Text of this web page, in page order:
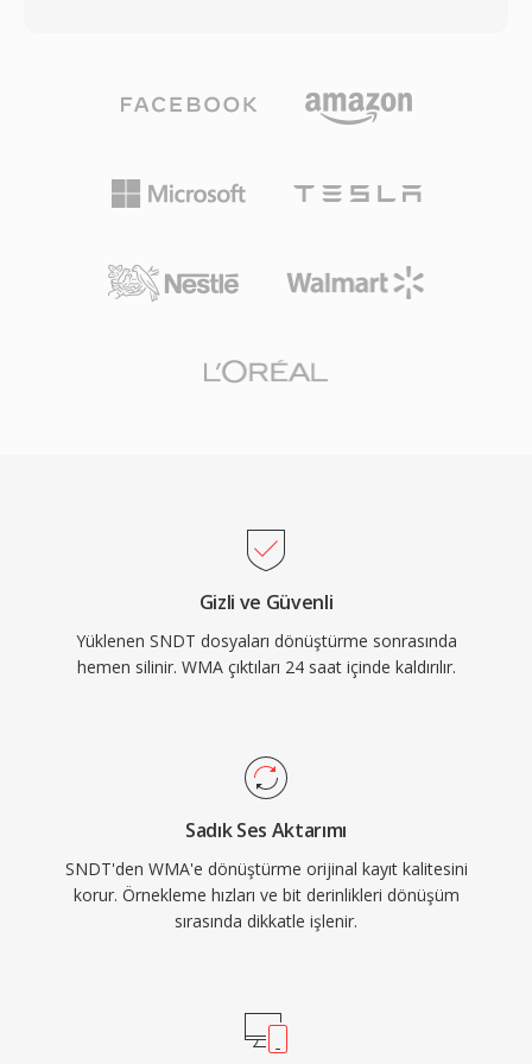
verimli şekilde çözülebiliyordu. SNDT dosyaları,
geliştiricilerin sınırlı Sound Blaster donanım
ihtiyaç duyduğu erken PC oyunları ve
SNDT, retro yazılım arşivlerinde varlığını
sürdürmekte ve modern formatlara
desteklenmektedir.
duyduğu veri hızının yaklaşık yarısı. Kodek ailesi,
WMA Professional, bit düzeyinde mükemmel
arşivsel sıkıştırma için WMA Lossless ve çok
optimize edilmiş WMA Voice içerecek şekilde
2000&#039;li yıllar boyunca WMA&#039;ya
yerel olarak gerçekleştirilir ve herhangi bir
Windows makinesinde oynatma için üçüncü
taraf yazılım gerektirmez. FFmpeg ve
GStreamer gibi kütüphaneler aracılığıyla çapraz
platform desteği gelişmiş olsa da WMA,
eski medya kütüphanelerinde karşımıza çıksa
kullanım için büyük ölçüde yerini almıştır.
Gizli ve Güvenli
Yüklenen SNDT dosyaları dönüştürme sonrasında
hemen silinir. WMA çıktıları 24 saat içinde kaldırılır.
Sadık Ses Aktarımı
SNDT'den WMA'e dönüştürme orijinal kayıt kalitesini
korur. Örnekleme hızları ve bit derinlikleri dönüşüm
sırasında dikkatle işlenir.